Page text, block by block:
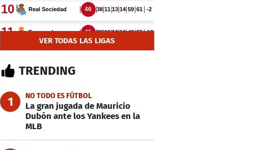
VER TODAS LAS LIGAS
TRENDING
1 NO TODO ES FÚTBOL
La gran jugada de Mauricio
Dubón ante los Yankees en la
MLB